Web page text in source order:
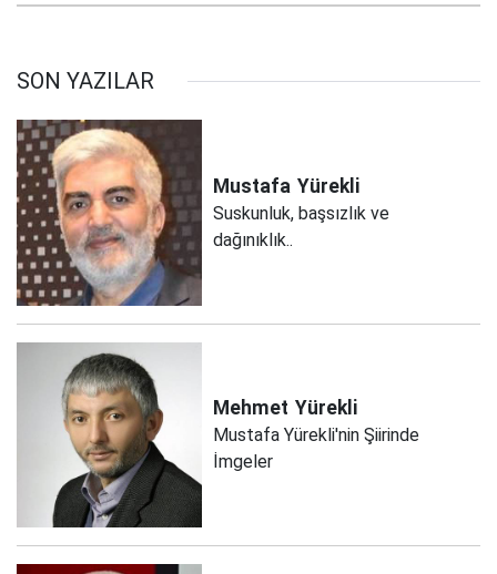
SON YAZILAR
Mustafa Yürekli
Suskunluk, başsızlık ve
dağınıklık..
Mehmet Yürekli
Mustafa Yürekli'nin Şiirinde
İmgeler